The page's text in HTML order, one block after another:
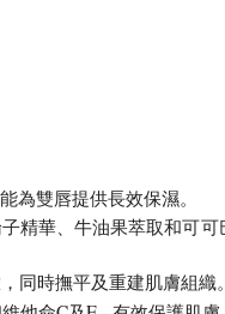
為雙唇提供長效保濕。
精華、牛油果萃取和可
同時撫平及重建肌膚組織。